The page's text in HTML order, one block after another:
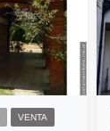
VENTA